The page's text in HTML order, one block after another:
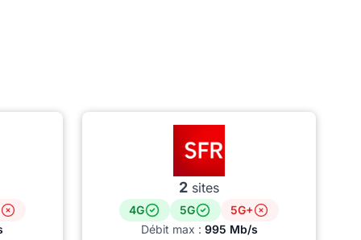
2 sites
4G 5G
5G+
Débit max : 995 Mb/s